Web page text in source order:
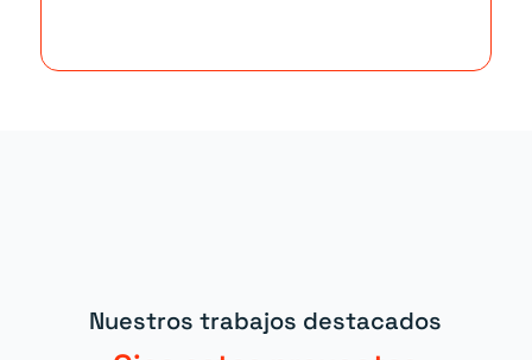
Nuestros trabajos destacados